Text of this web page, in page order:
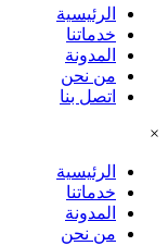
الرئيسية
خدماتنا
المدونة
من نحن
اتصل بنا
×
الرئيسية
خدماتنا
المدونة
من نحن